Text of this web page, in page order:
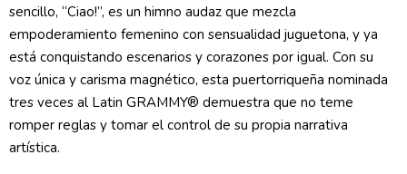
sencillo, “Ciao!”, es un himno audaz que mezcla
empoderamiento femenino con sensualidad juguetona, y ya
está conquistando escenarios y corazones por igual. Con su
voz única y carisma magnético, esta puertorriqueña nominada
tres veces al Latin GRAMMY® demuestra que no teme
romper reglas y tomar el control de su propia narrativa
artística.